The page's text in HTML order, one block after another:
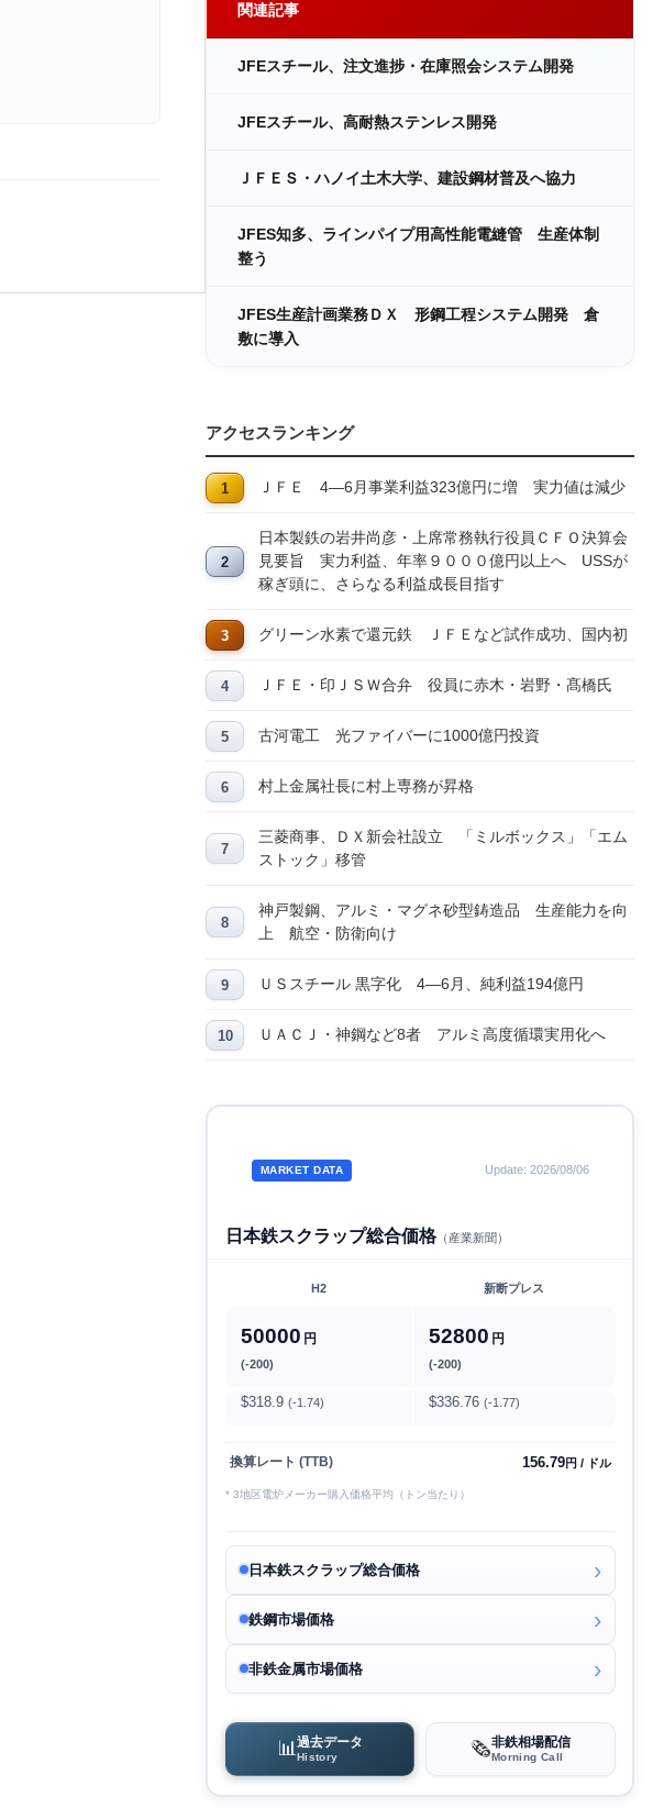
関連記事
JFEスチール、注文進捗・在庫照会システム開発
JFEスチール、高耐熱ステンレス開発
ＪＦＥＳ・ハノイ土木大学、建設鋼材普及へ協力
JFES知多、ラインパイプ用高性能電縫管 生産体制
整う
JFES生産計画業務ＤＸ 形鋼工程システム開発 倉
敷に導入
アクセスランキング
ＪＦＥ 4―6月事業利益323億円に増 実力値は減少
日本製鉄の岩井尚彦・上席常務執行役員ＣＦＯ決算会
見要旨 実力利益、年率９０００億円以上へ USSが
稼ぎ頭に、さらなる利益成長目指す
グリーン水素で還元鉄 ＪＦＥなど試作成功、国内初
ＪＦＥ・印ＪＳＷ合弁 役員に赤木・岩野・髙橋氏
古河電工 光ファイバーに1000億円投資
村上金属社長に村上専務が昇格
三菱商事、ＤＸ新会社設立 「ミルボックス」「エム
ストック」移管
神戸製鋼、アルミ・マグネ砂型鋳造品 生産能力を向
上 航空・防衛向け
ＵＳスチール 黒字化 4―6月、純利益194億円
ＵＡＣＪ・神鋼など8者 アルミ高度循環実用化へ
MARKET DATA Update: 2026/08/06
日本鉄スクラップ総合価格（産業新聞）
H2 新断プレス
50000 円
(-200)
52800 円
(-200)
$318.9 (-1.74) $336.76 (-1.77)
換算レート (TTB) 156.79円 / ドル
* 3地区電炉メーカー購入価格平均（トン当たり）
日本鉄スクラップ総合価格
鉄鋼市場価格
非鉄金属市場価格
📊 過去データ
History 🗞️非鉄相場配信
Morning Call